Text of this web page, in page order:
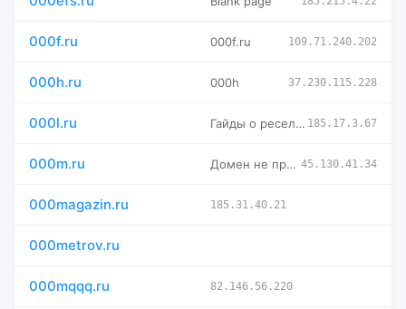
000f.ru 000f.ru 109.71.240.202
000h.ru 000h 37.230.115.228
000l.ru Гайды о реселл - Создание личного сервиса рассылок и его авт 185.17.3.67
000m.ru Домен не прилинкован ни к одной из директорий на сервере! 45.130.41.34
000magazin.ru 185.31.40.21
000metrov.ru
000mqqq.ru 82.146.56.220